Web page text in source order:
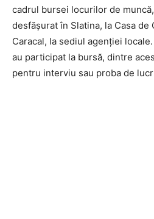
cadrul bursei locurilor de
desfășurat în Slatina, la Casa
Caracal, la sediul agenției
au participat la bursă, dintre
pentru interviu sau proba de